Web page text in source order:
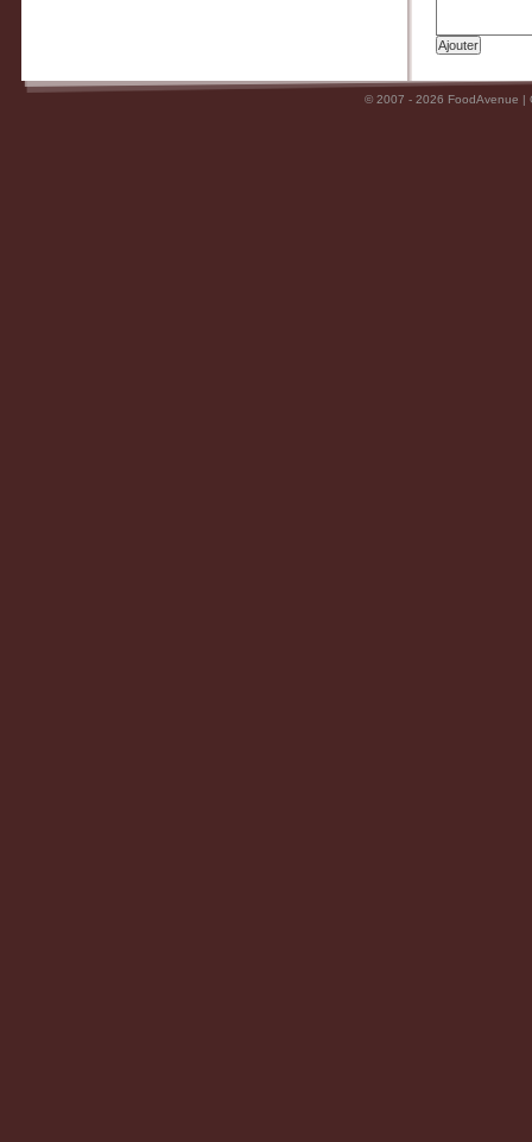
© 2007 - 2026 FoodAvenue |